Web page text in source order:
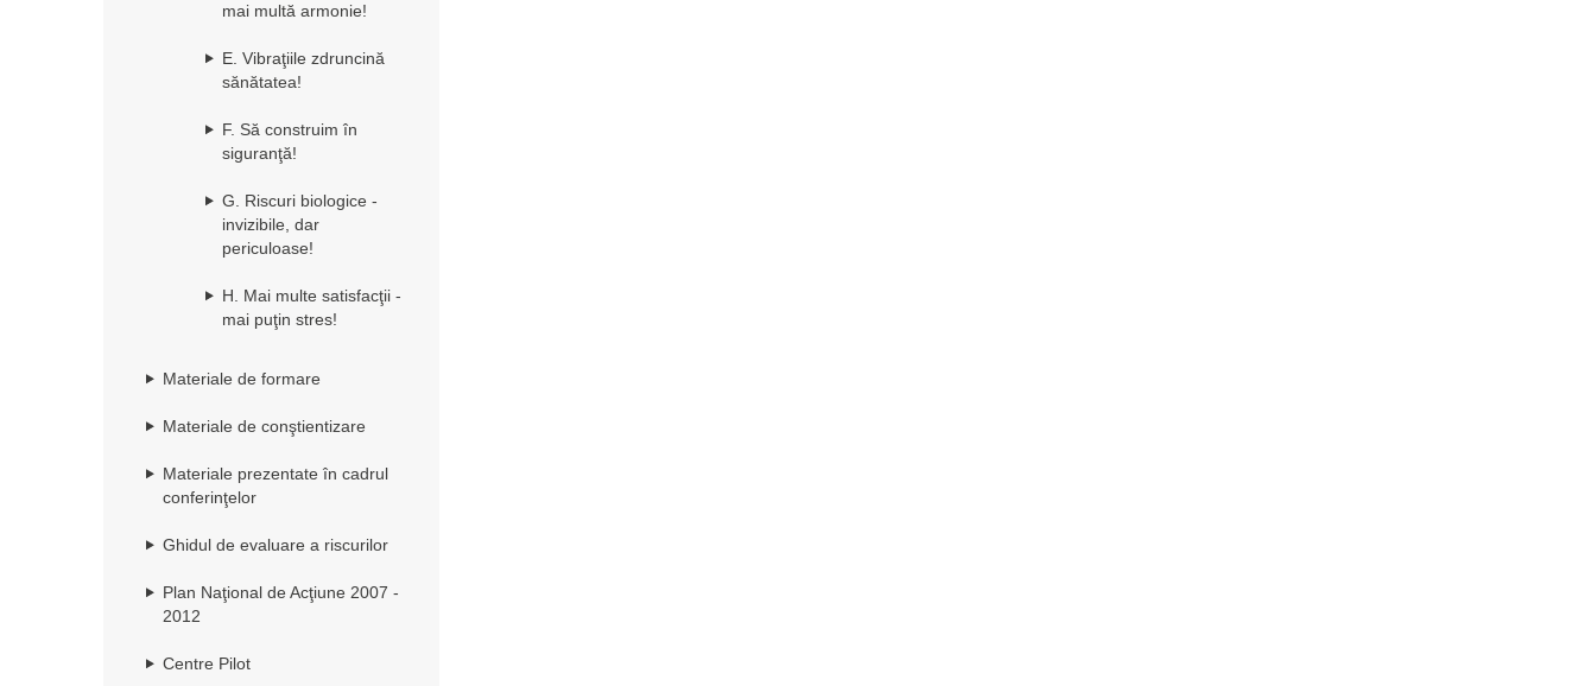
mai multă armonie!
E. Vibraţiile zdruncină
sănătatea!
F. Să construim în
siguranţă!
G. Riscuri biologice -
invizibile, dar
periculoase!
H. Mai multe satisfacţii -
mai puţin stres!
Materiale de formare
Materiale de conştientizare
Materiale prezentate în cadrul
conferinţelor
Ghidul de evaluare a riscurilor
Plan Naţional de Acţiune 2007 -
2012
Centre Pilot